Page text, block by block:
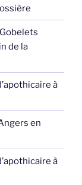
de la
à
en
à